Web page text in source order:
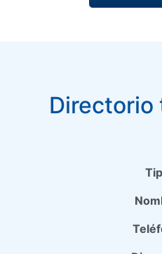
Directorio